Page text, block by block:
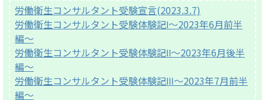
労働衛生コンサルタント受験宣言(2023.3.7)
労働衛生コンサルタント受験体験記Ⅰ〜2023年6月前半
編〜
労働衛生コンサルタント受験体験記Ⅱ〜2023年6月後半
編〜
労働衛生コンサルタント受験体験記Ⅲ〜2023年7月前半
編〜